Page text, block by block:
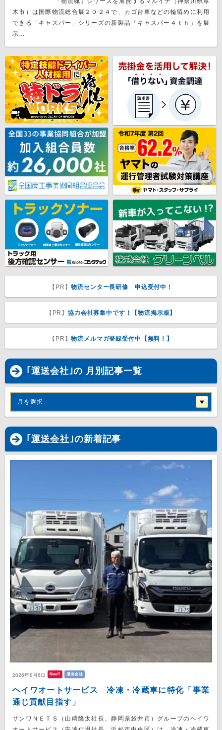
木市）は国際物流総合展２０２４で、カゴ台車などの輪留めに利用
できる「キャスパー」シリーズの新製品「キャスパー４ｔｈ」を展
示…
【PR】物流センター長研修 申込受付中！
【PR】協力会社募集中です！【物流掲示板】
【PR】物流メルマガ登録受付中【無料！】
｢運送会社｣の 月別記事一覧
月を選択
｢ 運送会社｣の新着記事
2026年8月6日 New!! 運送会社
ヘイワオートサービス 冷凍・冷蔵車に特化「事業
通じ貢献目指す」
サンワＮＥＴＳ（山﨑隆太社長、静岡県袋井市）グループのヘイワ